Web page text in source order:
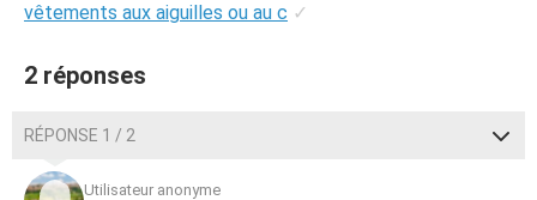
vêtements aux aiguilles ou au c ✓
2 réponses
RÉPONSE 1 / 2
Utilisateur anonyme